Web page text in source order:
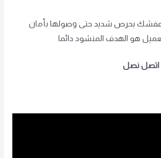
بحرص شديد حتى وصولها بأمان
هو الهدف المنشود دائما
اتصل نصل